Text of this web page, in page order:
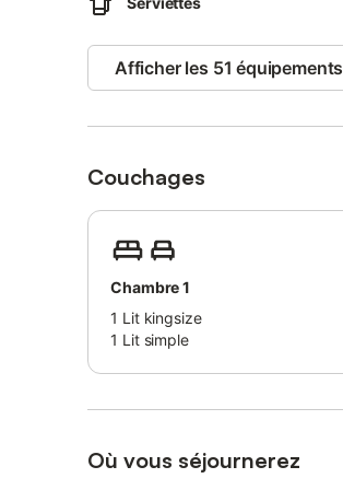
Afficher les 51 équipements
Couchages
Chambre 1
1 Lit kingsize
1 Lit simple
Où vous séjournerez